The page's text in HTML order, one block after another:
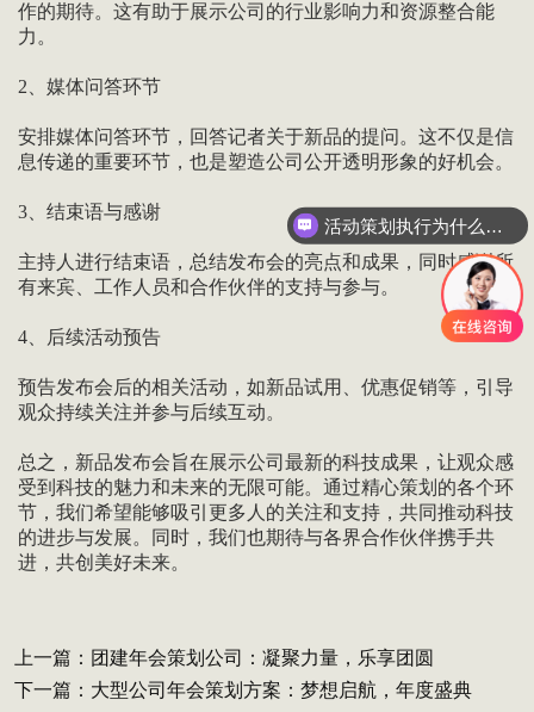
作的期待。这有助于展示公司的行业影响力和资源整合能
力。
2、媒体问答环节
安排媒体问答环节，回答记者关于新品的提问。这不仅是信
息传递的重要环节，也是塑造公司公开透明形象的好机会。
3、结束语与感谢
主持人进行结束语，总结发布会的亮点和成果，同时感谢所
有来宾、工作人员和合作伙伴的支持与参与。
4、后续活动预告
预告发布会后的相关活动，如新品试用、优惠促销等，引导
观众持续关注并参与后续互动。
总之，新品发布会旨在展示公司最新的科技成果，让观众感
受到科技的魅力和未来的无限可能。通过精心策划的各个环
节，我们希望能够吸引更多人的关注和支持，共同推动科技
的进步与发展。同时，我们也期待与各界合作伙伴携手共
进，共创美好未来。
上一篇： 团建年会策划公司：凝聚力量，乐享团圆
下一篇： 大型公司年会策划方案：梦想启航，年度盛典